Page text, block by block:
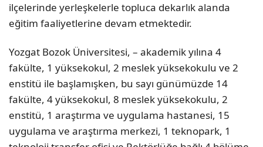
ilçelerinde yerleşkelerle topluca dekarlık alanda
eğitim faaliyetlerine devam etmektedir.
Yozgat Bozok Üniversitesi, – akademik yılına 4
fakülte, 1 yüksekokul, 2 meslek yüksekokulu ve 2
enstitü ile başlamışken, bu sayı günümüzde 14
fakülte, 4 yüksekokul, 8 meslek yüksekokulu, 2
enstitü, 1 araştırma ve uygulama hastanesi, 15
uygulama ve araştırma merkezi, 1 teknopark, 1